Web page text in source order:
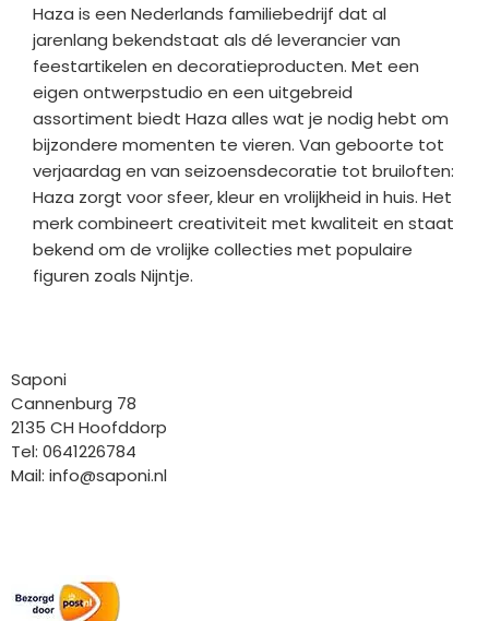
Haza is een Nederlands familiebedrijf dat al
jarenlang bekendstaat als dé leverancier van
feestartikelen en decoratieproducten. Met een
eigen ontwerpstudio en een uitgebreid
assortiment biedt Haza alles wat je nodig hebt om
bijzondere momenten te vieren. Van geboorte tot
verjaardag en van seizoensdecoratie tot bruiloften:
Haza zorgt voor sfeer, kleur en vrolijkheid in huis. Het
merk combineert creativiteit met kwaliteit en staat
bekend om de vrolijke collecties met populaire
figuren zoals Nijntje.
Saponi
Cannenburg 78
2135 CH Hoofddorp
Tel: 0641226784
Mail: info@saponi.nl